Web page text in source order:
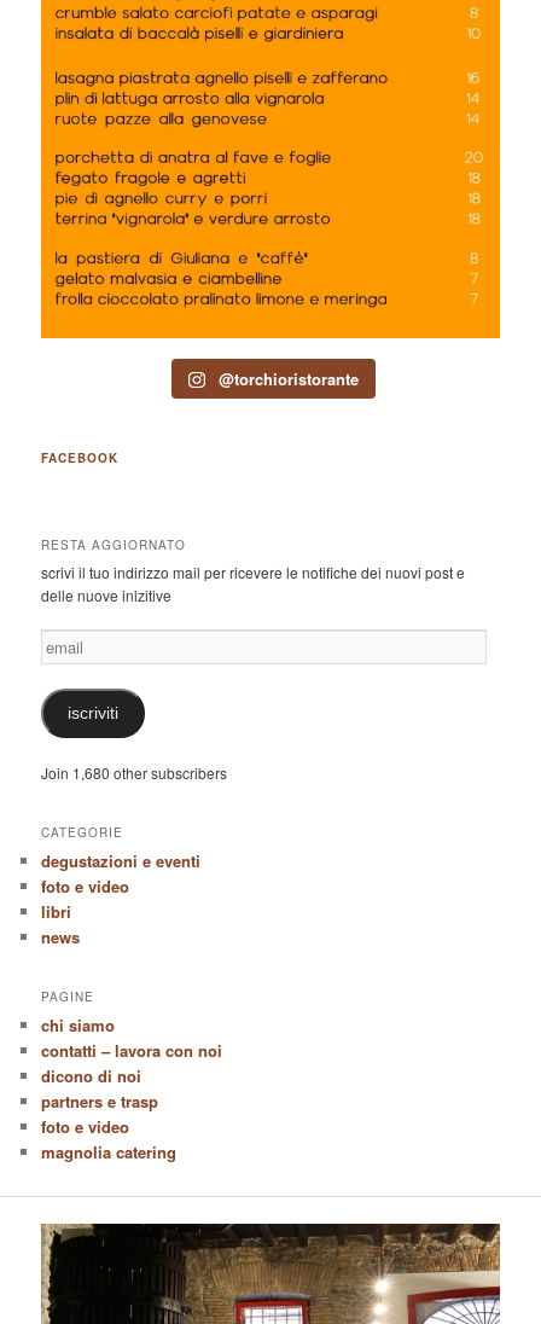
@torchioristorante
FACEBOOK
RESTA AGGIORNATO
scrivi il tuo indirizzo mail per ricevere le notifiche dei nuovi post e
delle nuove inizitive
email
iscriviti
Join 1,680 other subscribers
CATEGORIE
degustazioni e eventi
foto e video
libri
news
PAGINE
chi siamo
contatti – lavora con noi
dicono di noi
partners e trasp
foto e video
magnolia catering